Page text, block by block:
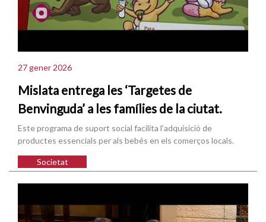
27 gener 2026
Mislata entrega les ‘Targetes de
Benvinguda’ a les famílies de la ciutat.
Este programa de suport social facilita l’adquisició de
productes essencials per als bebés en els comerços locals.
Societat